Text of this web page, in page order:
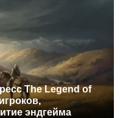
The Legend of
эндгейма